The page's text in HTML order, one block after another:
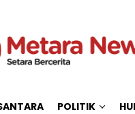
POLITIK